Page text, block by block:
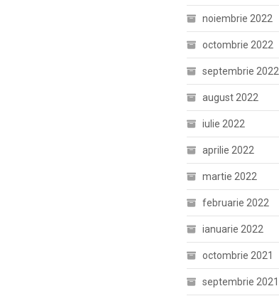
noiembrie 2022
octombrie 2022
septembrie 2022
august 2022
iulie 2022
aprilie 2022
martie 2022
februarie 2022
ianuarie 2022
octombrie 2021
septembrie 2021